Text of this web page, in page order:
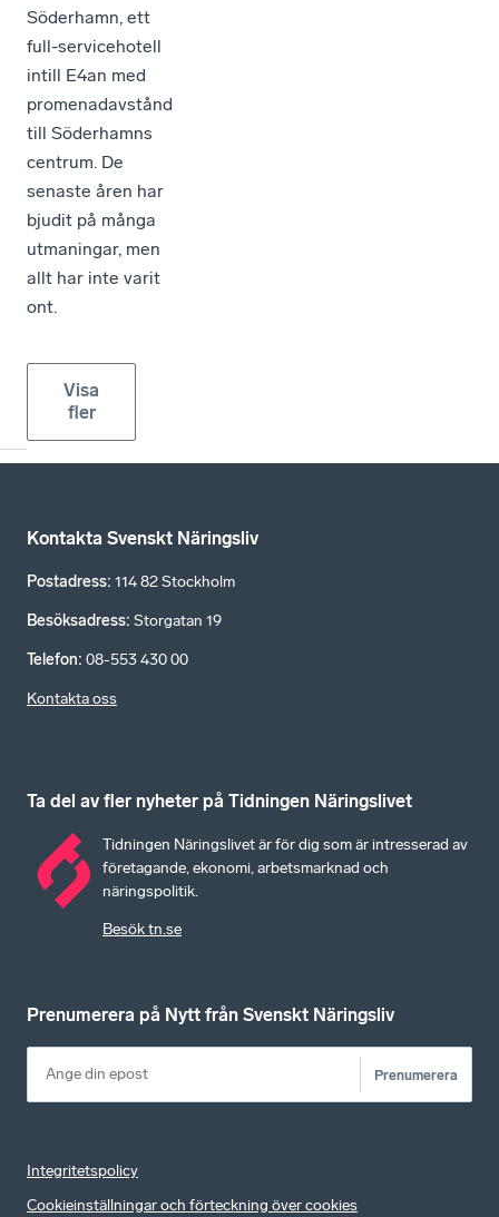
Söderhamn, ett
full-servicehotell
intill E4an med
promenadavstånd
till Söderhamns
centrum. De
senaste åren har
bjudit på många
utmaningar, men
allt har inte varit
ont.
Visa
fler
Kontakta Svenskt Näringsliv
Postadress: 114 82 Stockholm
Besöksadress: Storgatan 19
Telefon: 08-553 430 00
Kontakta oss
Ta del av fler nyheter på Tidningen Näringslivet
Tidningen Näringslivet är för dig som är intresserad av
företagande, ekonomi, arbetsmarknad och
näringspolitik.
Besök tn.se
Prenumerera på Nytt från Svenskt Näringsliv
Prenumerera
Integritetspolicy
Cookieinställningar och förteckning över cookies